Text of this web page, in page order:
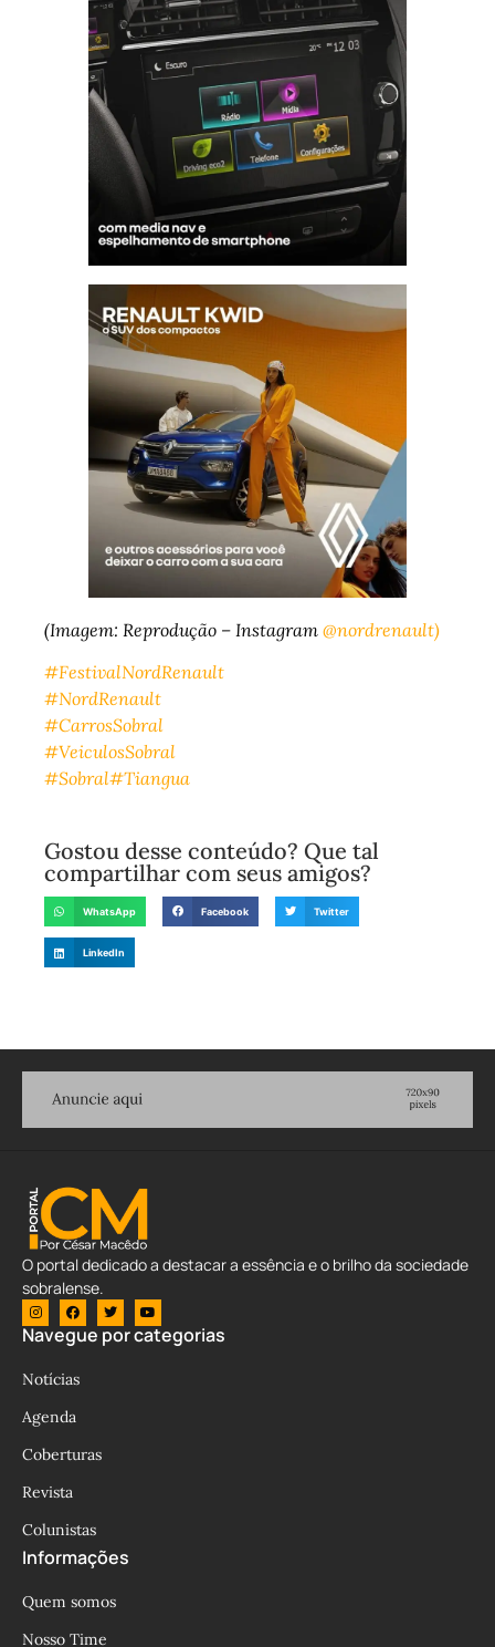
(Imagem: Reprodução – Instagram @nordrenault)
#FestivalNordRenault
#NordRenault
#CarrosSobral
#VeiculosSobral
#Sobral#Tiangua
Gostou desse conteúdo? Que tal
compartilhar com seus amigos?
WhatsApp Facebook Twitter
LinkedIn
O portal dedicado a destacar a essência e o brilho da sociedade
sobralense.
Navegue por categorias
Notícias
Agenda
Coberturas
Revista
Colunistas
Informações
Quem somos
Nosso Time